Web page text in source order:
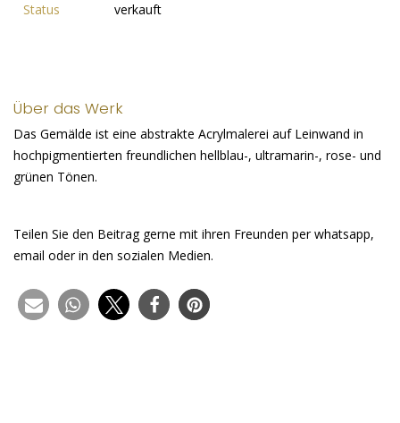
Status verkauft
Über das Werk
Das Gemälde ist eine abstrakte Acrylmalerei auf Leinwand in
hochpigmentierten freundlichen hellblau-, ultramarin-, rose- und
grünen Tönen.
Teilen Sie den Beitrag gerne mit ihren Freunden per whatsapp,
email oder in den sozialen Medien.